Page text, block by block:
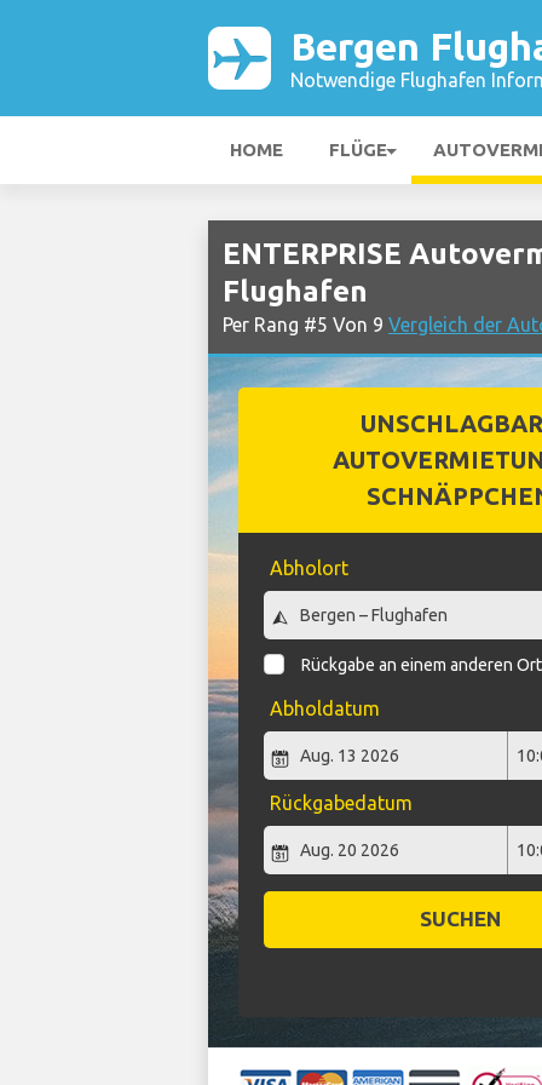
Bergen
Notwendige Flughafen
HOME FLÜGE
ENTERPRISE
Flughafen
Per Rang #5 Von 9 Vergleich der
Abholort
Rückgabe an einem anderen Ort
Abholdatum
Rückgabedatum
SUCHEN